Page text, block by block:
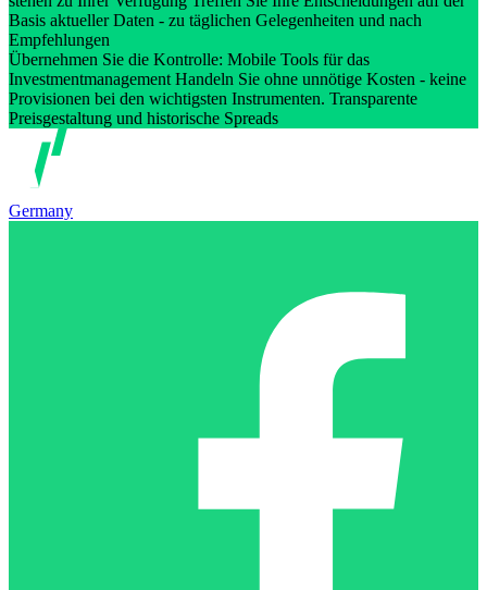
Basis aktueller Daten - zu täglichen Gelegenheiten und nach
Empfehlungen
Übernehmen Sie die Kontrolle: Mobile Tools für das
Investmentmanagement Handeln Sie ohne unnötige Kosten - keine
Provisionen bei den wichtigsten Instrumenten. Transparente
Preisgestaltung und historische Spreads
Germany